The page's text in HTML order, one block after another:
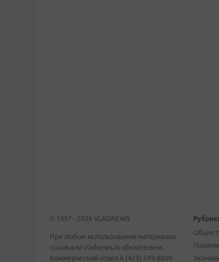
© 1997 - 2026 VLADNEWS
При любом использовании материалов
ссылка на vladnews.ru обязательна.
Коммерческий отдел 8 (423) 249-8800